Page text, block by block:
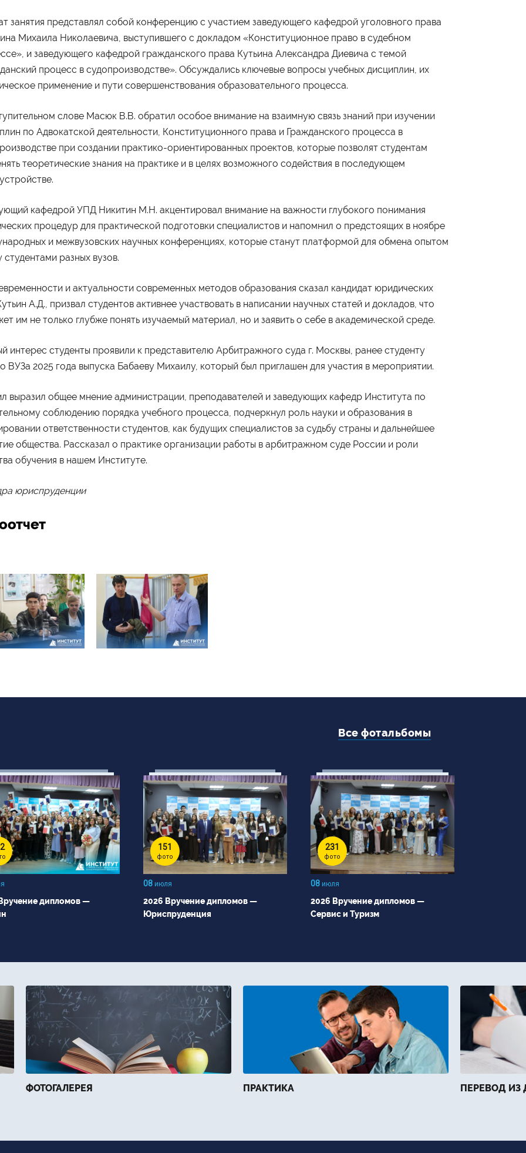
обучения
и связи с общественностью
Абитуриенту
Приёмная комиссия
Правила приёма
Перевод в наш институт
Вопрос-ответ
Вступительные испытания
Международная программа
Студенту
Военно-учетный стол
Миграционный учет
Центр правовой помощи
обучения
форма обучения
мероприятия
Приёмная комиссия
+7 (495) 795-00-10
занятия представлял собой конференцию с участием заведующего кафедрой уголовного права
Михаила Николаевича, выступившего с докладом «Конституционное право в судебном
и заведующего кафедрой гражданского права Кутьина Александра Диевича с темой
процесс в судопроизводстве». Обсуждались ключевые вопросы учебных дисциплин, их
применение и пути совершенствования образовательного процесса.
слове Масюк В.В. обратил особое внимание на взаимную связь знаний при изучении
по Адвокатской деятельности, Конституционного права и Гражданского процесса в
при создании практико-ориентированных проектов, которые позволят студентам
теоретические знания на практике и в целях возможного содействия в последующем
кафедрой УПД Никитин М.Н. акцентировал внимание на важности глубокого понимания
процедур для практической подготовки специалистов и напомнил о предстоящих в ноябре
и межвузовских научных конференциях, которые станут платформой для обмена опытом
разных вузов.
и актуальности современных методов образования сказал кандидат юридических
А.Д., призвал студентов активнее участвовать в написании научных статей и докладов, что
им не только глубже понять изучаемый материал, но и заявить о себе в академической среде.
интерес студенты проявили к представителю Арбитражного суда г. Москвы, ранее студенту
ВУЗа 2025 года выпуска Бабаеву Михаилу, который был приглашен для участия в мероприятии.
выразил общее мнение администрации, преподавателей и заведующих кафедр Института по
соблюдению порядка учебного процесса, подчеркнул роль науки и образования в
ответственности студентов, как будущих специалистов за судьбу страны и дальнейшее
общества. Рассказал о практике организации работы в арбитражном суде России и роли
обучения в нашем Институте.
юриспруденции
Все фотальбомы
дипломов —
151
фото
08 июля
2026 Вручение дипломов —
Юриспруденция
231
фото
08 июля
2026 Вручение дипломов —
Сервис и Туризм
ФОТОГАЛЕРЕЯ ПРАКТИКА ПЕРЕВОД ИЗ